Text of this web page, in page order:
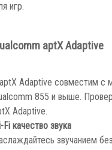
игр.
aptX Adaptive
Adaptive совместим с
855 и выше.
Adaptive.
Fi качество звука
звучанием